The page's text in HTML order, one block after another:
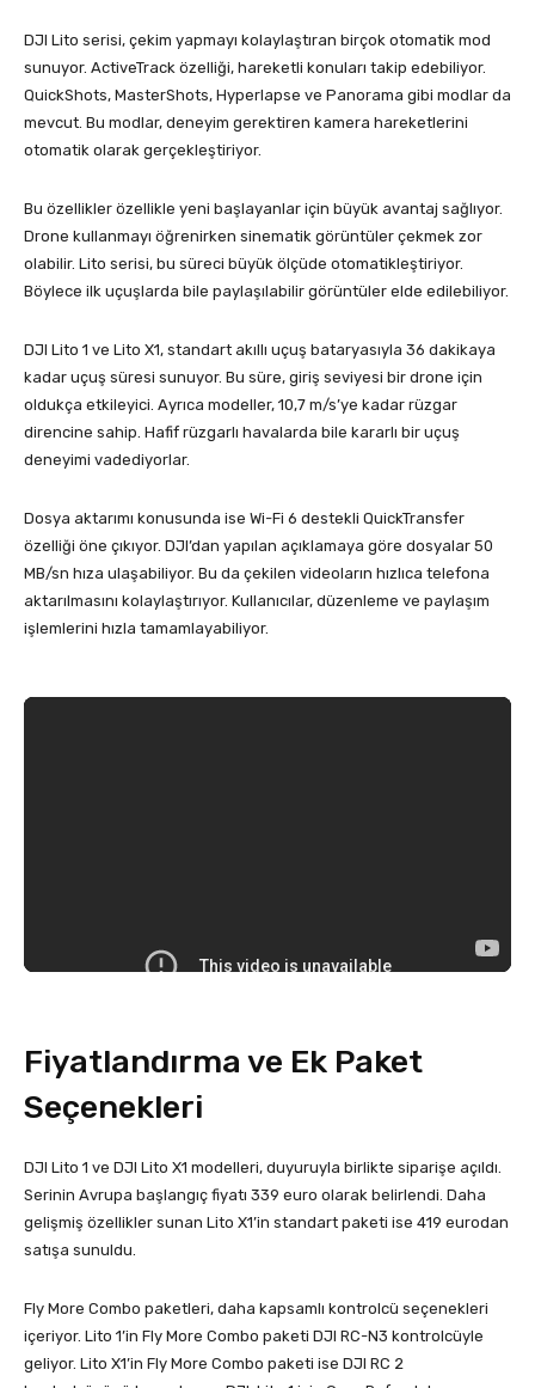
DJI Lito serisi, çekim yapmayı kolaylaştıran birçok otomatik mod
sunuyor. ActiveTrack özelliği, hareketli konuları takip edebiliyor.
QuickShots, MasterShots, Hyperlapse ve Panorama gibi modlar da
mevcut. Bu modlar, deneyim gerektiren kamera hareketlerini
otomatik olarak gerçekleştiriyor.
Bu özellikler özellikle yeni başlayanlar için büyük avantaj sağlıyor.
Drone kullanmayı öğrenirken sinematik görüntüler çekmek zor
olabilir. Lito serisi, bu süreci büyük ölçüde otomatikleştiriyor.
Böylece ilk uçuşlarda bile paylaşılabilir görüntüler elde edilebiliyor.
DJI Lito 1 ve Lito X1, standart akıllı uçuş bataryasıyla 36 dakikaya
kadar uçuş süresi sunuyor. Bu süre, giriş seviyesi bir drone için
oldukça etkileyici. Ayrıca modeller, 10,7 m/s’ye kadar rüzgar
direncine sahip. Hafif rüzgarlı havalarda bile kararlı bir uçuş
deneyimi vadediyorlar.
Dosya aktarımı konusunda ise Wi-Fi 6 destekli QuickTransfer
özelliği öne çıkıyor. DJI’dan yapılan açıklamaya göre dosyalar 50
MB/sn hıza ulaşabiliyor. Bu da çekilen videoların hızlıca telefona
aktarılmasını kolaylaştırıyor. Kullanıcılar, düzenleme ve paylaşım
işlemlerini hızla tamamlayabiliyor.
Fiyatlandırma ve Ek Paket
Seçenekleri
DJI Lito 1 ve DJI Lito X1 modelleri, duyuruyla birlikte siparişe açıldı.
Serinin Avrupa başlangıç fiyatı 339 euro olarak belirlendi. Daha
gelişmiş özellikler sunan Lito X1’in standart paketi ise 419 eurodan
satışa sunuldu.
Fly More Combo paketleri, daha kapsamlı kontrolcü seçenekleri
içeriyor. Lito 1’in Fly More Combo paketi DJI RC-N3 kontrolcüyle
geliyor. Lito X1’in Fly More Combo paketi ise DJI RC 2